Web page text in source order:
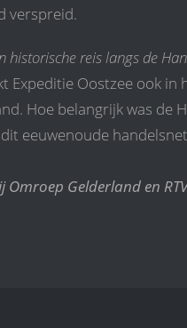
verspreid.
historische reis langs de
Oostzee ook in
Hoe belangrijk was de
eeuwenoude
Gelderland en